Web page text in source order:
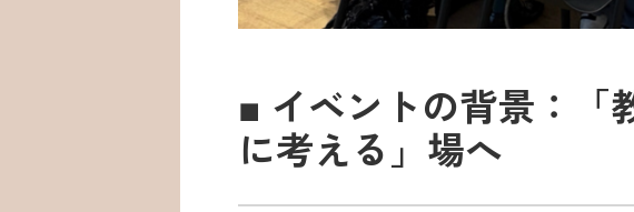
■ イベントの背景：「
に考える」場へ